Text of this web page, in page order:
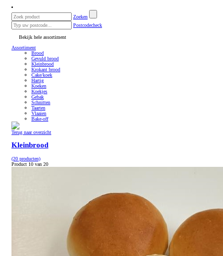
Zoeken
Postcodecheck
Bekijk hele assortiment
Assortiment
Brood
Gevuld brood
Kleinbrood
Krokant brood
Cake/koek
Hartig
Koeken
Koekjes
Gebak
Schnitten
Taarten
Vlaaien
Bake-off
Terug naar overzicht
Kleinbrood
(20 producten)
Product 10 van 20